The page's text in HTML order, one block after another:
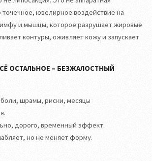
точечное, ювелирное воздействие на
и мышцы, которое разрушает жировые
контуры, оживляет кожу и запускает
ВСЁ ОСТАЛЬНОЕ – БЕЗЖАЛОСТНЫЙ
боли, шрамы, риски, месяцы
дорого, временный эффект.
но не меняет форму.